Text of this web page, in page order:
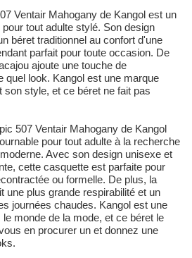
Ventair Mahogany de Kangol est un
tout adulte stylé. Son design
béret traditionnel au confort d'une
parfait pour toute occasion. De
ajoute une touche de
quel look. Kangol est une marque
son style, et ce béret ne fait pas
507 Ventair Mahogany de Kangol
pour tout adulte à la recherche
Avec son design unisexe et
cette casquette est parfaite pour
ou formelle. De plus, la
une plus grande respirabilité et un
journées chaudes. Kangol est une
monde de la mode, et ce béret le
en procurer un et donnez une